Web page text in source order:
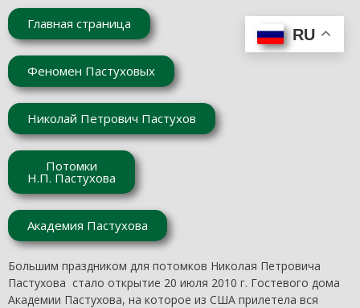
Главная страница
Феномен Пастуховых
Николай Петрович Пастухов
Потомки
Н.П. Пастухова
Академия Пастухова
Большим праздником для потомков Николая Петровича
Пастухова стало открытие 20 июля 2010 г. Гостевого дома
Академии Пастухова, на которое из США прилетела вся
RU